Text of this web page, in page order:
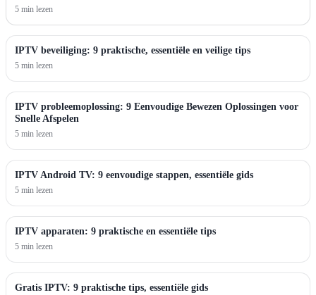
5 min lezen
IPTV beveiliging: 9 praktische, essentiële en veilige tips
5 min lezen
IPTV probleemoplossing: 9 Eenvoudige Bewezen Oplossingen voor
Snelle Afspelen
5 min lezen
IPTV Android TV: 9 eenvoudige stappen, essentiële gids
5 min lezen
IPTV apparaten: 9 praktische en essentiële tips
5 min lezen
Gratis IPTV: 9 praktische tips, essentiële gids